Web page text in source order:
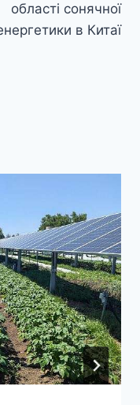
області сонячної
в Китаї